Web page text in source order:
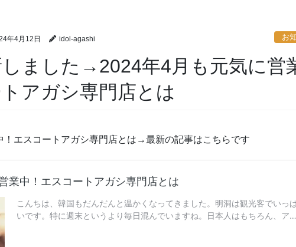
年4月12日 idol-agashi お
ました→2024年4月も元気に営
アガシ専門店とは
！エスコートアガシ専門店とは→最新の記事はこちらです